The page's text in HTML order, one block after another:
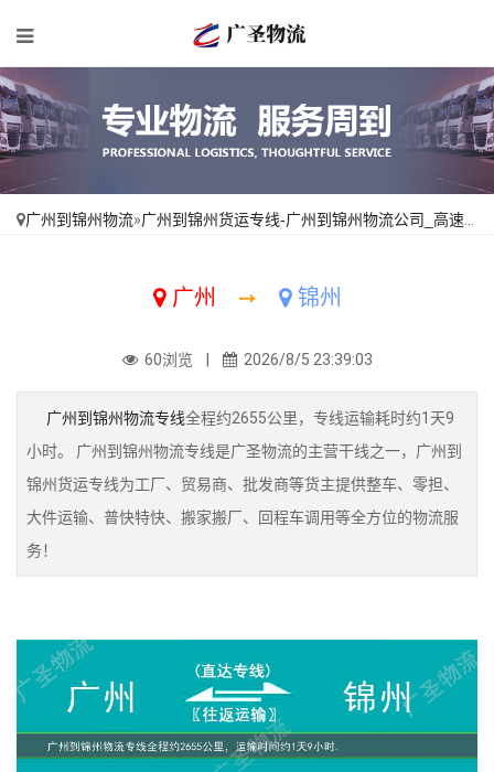
广州到锦州物流»广州到锦州货运专线-广州到锦州物流公司_高速快运「合理收费」
广州 ➙ 锦州
60浏览 | 2026/8/5 23:39:03
广州到锦州物流专线全程约2655公里，专线运输耗时约1天9
小时。 广州到锦州物流专线是广圣物流的主营干线之一，广州到
锦州货运专线为工厂、贸易商、批发商等货主提供整车、零担、
大件运输、普快特快、搬家搬厂、回程车调用等全方位的物流服
务！